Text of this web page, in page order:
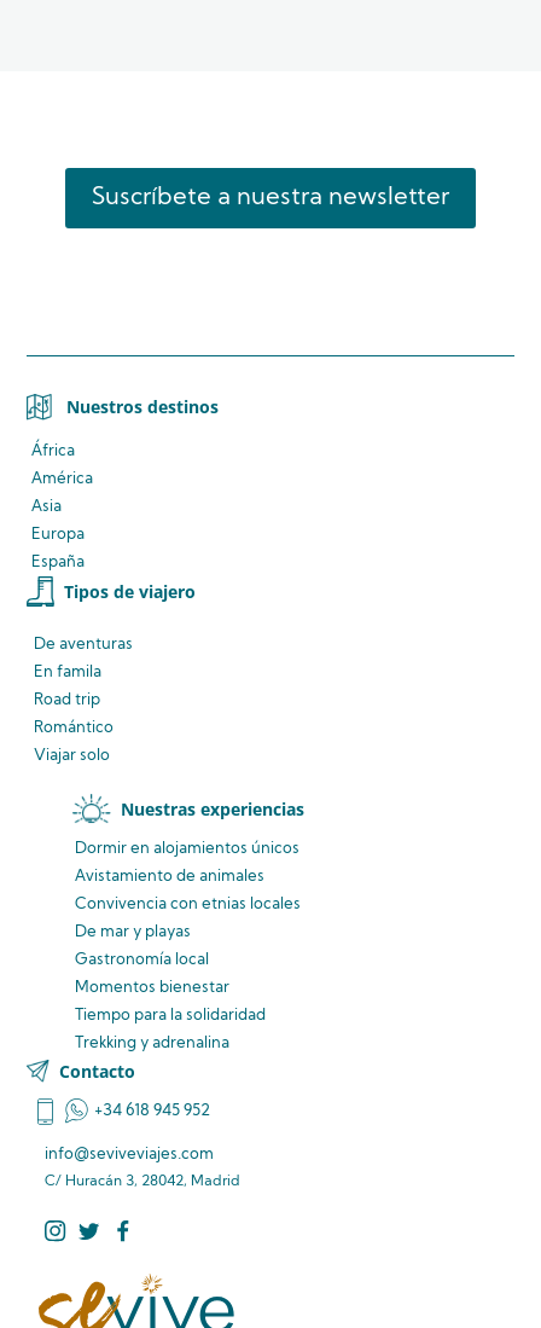
Suscríbete a nuestra newsletter
Nuestros destinos
África
América
Asia
Europa
España
Tipos de viajero
De aventuras
En famila
Road trip
Romántico
Viajar solo
Nuestras experiencias
Dormir en alojamientos únicos
Avistamientode animales
Convivenciacon etnias locales
De mar y playas
Gastronomía local
Momentos bienestar
Tiempo para la solidaridad
Trekking y adrenalina
Contacto
+34 618 945 952
info@seviveviajes.com
C/ Huracán 3, 28042, Madrid